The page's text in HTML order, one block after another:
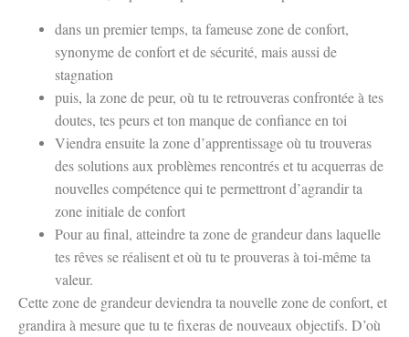
dans un premier temps, ta fameuse zone de confort,
synonyme de confort et de sécurité, mais aussi de
stagnation
puis, la zone de peur, où tu te retrouveras confrontée à tes
doutes, tes peurs et ton manque de confiance en toi
Viendra ensuite la zone d’apprentissage où tu trouveras
des solutions aux problèmes rencontrés et tu acquerras de
nouvelles compétence qui te permettront d’agrandir ta
zone initiale de confort
Pour au final, atteindre ta zone de grandeur dans laquelle
tes rêves se réalisent et où tu te prouveras à toi-même ta
valeur.
Cette zone de grandeur deviendra ta nouvelle zone de confort, et
grandira à mesure que tu te fixeras de nouveaux objectifs. D’où